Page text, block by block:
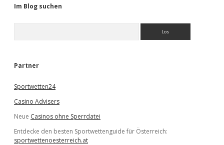
Im Blog suchen
e
Partner
Sportwetten24
Casino Advisers
Neue Casinos ohne Sperrdatei
Entdecke den besten Sportwettenguide für Österreich:
sportwettenoesterreich.at